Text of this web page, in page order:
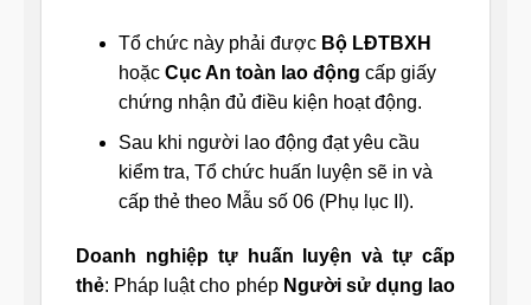
Tổ chức này phải được Bộ LĐTBXH
hoặcCục An toàn lao động cấp giấy
chứng nhận đủ điều kiện hoạt động.
Sau khi người lao động đạt yêu cầu
kiểm tra, Tổ chức huấn luyện sẽ in và
cấp thẻ theo Mẫu số 06 (Phụ lục II).
Doanh nghiệp tự huấn luyện và tự cấp
thẻ: Pháp luật cho phép Người sử dụng lao